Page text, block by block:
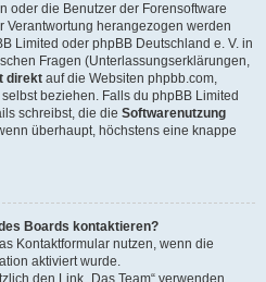
oder die Benutzer der Forensoftware
Verantwortung herangezogen werden
Limited oder phpBB Deutschland e. V. in
Fragen (Unterlassungserklärungen,
direkt auf die Websiten phpbb.com,
beziehen. Falls du phpBB Limited
schreibst, die die Softwarenutzung
überhaupt, höchstens eine knappe
Boards kontaktieren?
Kontaktformular nutzen, wenn die
aktiviert wurde.
den Link „Das Team“ verwenden.